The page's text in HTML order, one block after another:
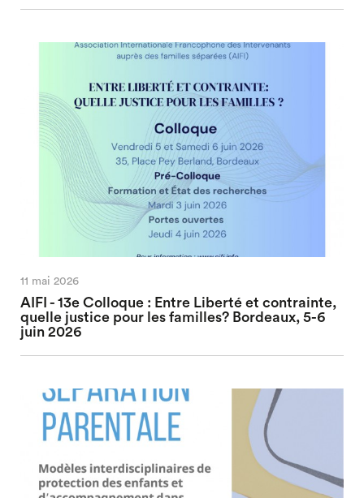
11 mai 2026
AIFI - 13e Colloque : Entre Liberté et contrainte,
quelle justice pour les familles? Bordeaux, 5-6
juin 2026